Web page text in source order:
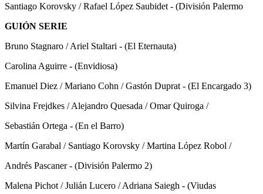
Santiago Korovsky / Rafael López Saubidet - (División Palermo
GUIÓN SERIE
Bruno Stagnaro / Ariel Staltari - (El Eternauta)
Carolina Aguirre - (Envidiosa)
Emanuel Diez / Mariano Cohn / Gastón Duprat - (El Encargado 3)
Silvina Frejdkes / Alejandro Quesada / Omar Quiroga /
Sebastián Ortega - (En el Barro)
Martín Garabal / Santiago Korovsky / Martina López Robol /
Andrés Pascaner - (División Palermo 2)
Malena Pichot / Julián Lucero / Adriana Saiegh - (Viudas